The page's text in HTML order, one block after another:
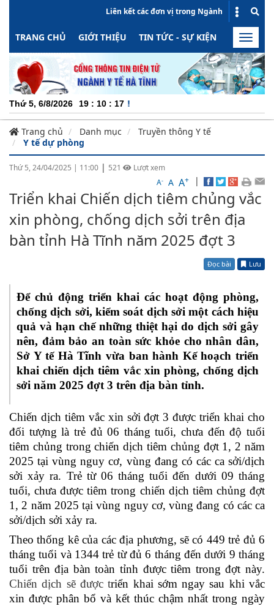
Liên kết các đơn vị trong Ngành
TRANG CHỦ GIỚI THIỆU TIN TỨC - SỰ KIỆN HOẠT
Toggle
Thứ 5, 6/8/2026 19 : 10 : 18
Trang chủ Danh mục
Truyền thông Y tế
Y tế dự phòng
Thứ 5, 24/04/2025 | 11:00 | 521
Lượt xem
A- A A+ |
Triển khai Chiến dịch tiêm chủng vắc
xin phòng, chống dịch sởi trên địa
bàn tỉnh Hà Tĩnh năm 2025 đợt 3
Đọc bài Lưu
Để chủ động triển khai các hoạt động phòng,
chống dịch sởi, kiểm soát dịch sởi một cách hiệu
quả và hạn chế những thiệt hại do dịch sởi gây
nên, đảm bảo an toàn sức khỏe cho nhân dân,
Sở Y tế Hà Tĩnh vừa ban hành Kế hoạch triển
khai chiến dịch tiêm vắc xin phòng, chống dịch
sởi năm 2025 đợt 3 trên địa bàn tỉnh.
Chiến dịch tiêm vắc xin sởi đợt 3 được triển khai cho
đối tượng là trẻ đủ 06 tháng tuổi, chưa đến độ tuổi
tiêm chủng trong chiến dịch tiêm chủng đợt 1, 2 năm
2025 tại vùng nguy cơ, vùng đang có các ca sởi/dịch
sởi xảy ra. Trẻ từ 06 tháng tuổi đến dưới 09 tháng
tuổi, chưa được tiêm trong chiến dịch tiêm chủng đợt
1, 2 năm 2025 tại vùng nguy cơ, vùng đang có các ca
sởi/dịch sởi xảy ra.
Theo thống kê của các địa phương, sẽ có 449 trẻ đủ 6
tháng tuổi và 1344 trẻ từ đủ 6 tháng đến dưới 9 tháng
tuổi trên địa bàn toàn tỉnh được tiêm trong đợt này.
Chiến dịch sẽ được triển khai sớm ngay sau khi vắc
xin được phân bổ và kết thúc chậm nhất trong ngày